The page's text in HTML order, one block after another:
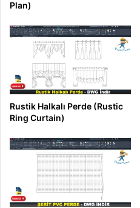
Plan)
Rustik Halkalı Perde (Rustic
Ring Curtain)